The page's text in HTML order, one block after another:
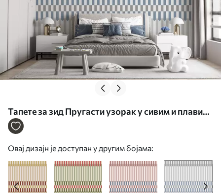
Тапете за зид Пругасти узорак у сивим и плавим
тоновима бр. w05150v6
Овај дизајн је доступан у другим бојама: